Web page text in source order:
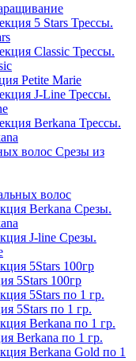
Трессы.
Трессы.
Petite Marie
Трессы.
Трессы.
Срезы из
волос
Срезы.
Срезы.
5Stars 100гр
5Stars по 1 гр.
Berkana по 1 гр.